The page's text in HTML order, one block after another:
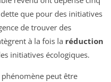
que pour des initiatives
de trouver des
à la fois la réduction
initiatives écologiques.
peut être